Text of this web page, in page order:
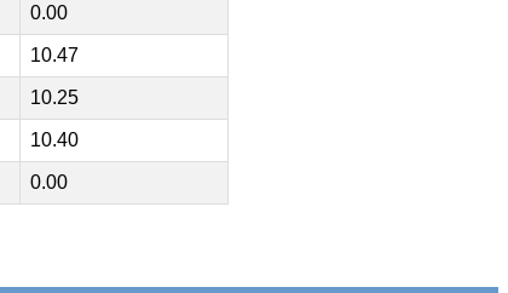
0.00
10.47
10.25
10.40
0.00